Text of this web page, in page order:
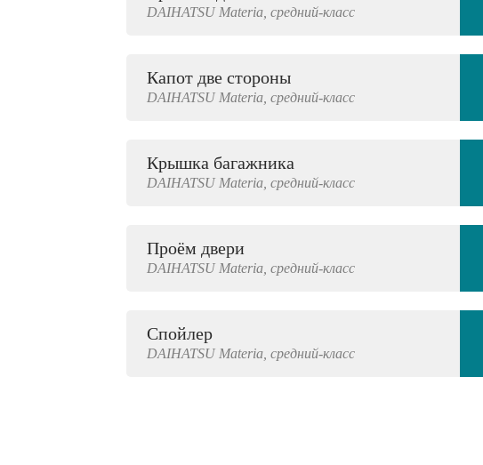
DAIHATSU Materia, средний-класс
Капот две стороны
DAIHATSU Materia, средний-класс
Крышка багажника
DAIHATSU Materia, средний-класс
Проём двери
DAIHATSU Materia, средний-класс
Спойлер
DAIHATSU Materia, средний-класс